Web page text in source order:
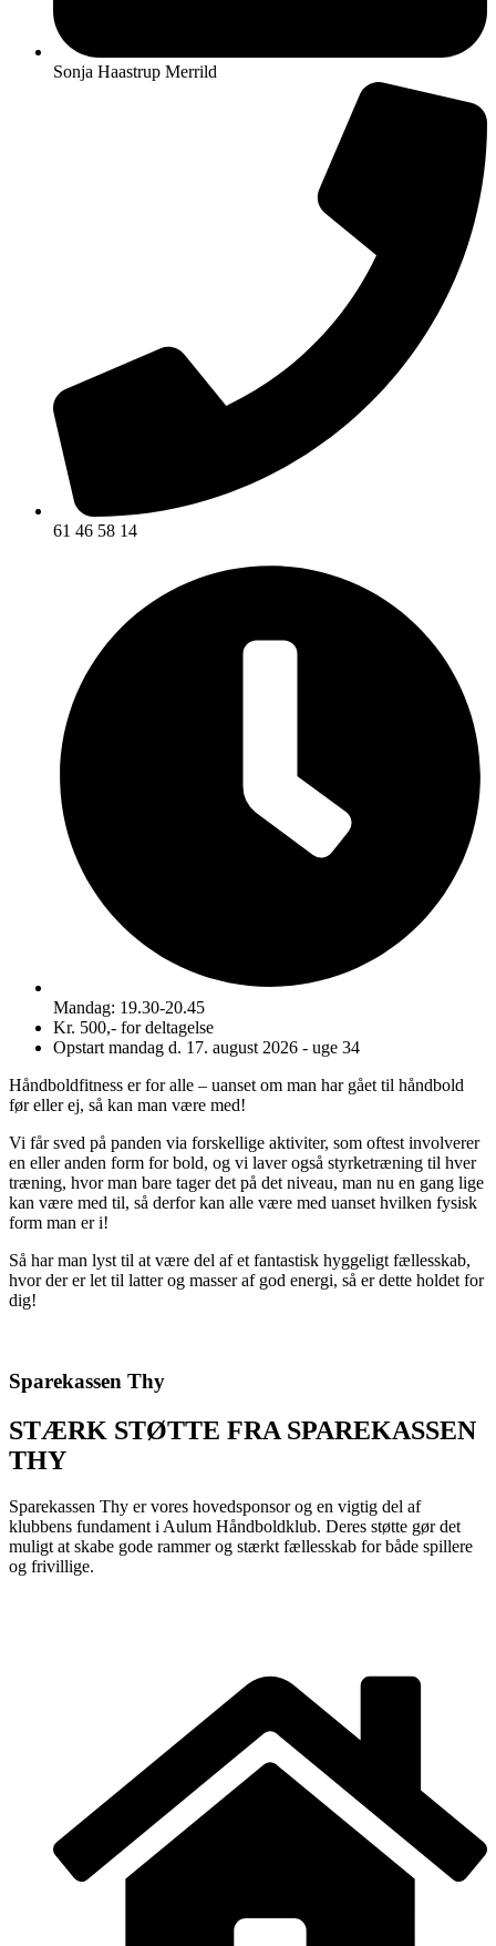
Sonja Haastrup Merrild
61 46 58 14
Mandag: 19.30-20.45
Kr. 500,- for deltagelse
Opstart mandag d. 17. august 2026 - uge 34
Håndboldfitness er for alle – uanset om man har gået til håndbold
før eller ej, så kan man være med!
Vi får sved på panden via forskellige aktiviter, som oftest involverer
en eller anden form for bold, og vi laver også styrketræning til hver
træning, hvor man bare tager det på det niveau, man nu en gang lige
kan være med til, så derfor kan alle være med uanset hvilken fysisk
form man er i!
Så har man lyst til at være del af et fantastisk hyggeligt fællesskab,
hvor der er let til latter og masser af god energi, så er dette holdet for
dig!
Sparekassen Thy
STÆRK STØTTE FRA SPAREKASSEN
THY
Sparekassen Thy er vores hovedsponsor og en vigtig del af
klubbens fundament i Aulum Håndboldklub. Deres støtte gør det
muligt at skabe gode rammer og stærkt fællesskab for både spillere
og frivillige.